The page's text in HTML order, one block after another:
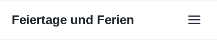
InhaltFeiertage und Ferien